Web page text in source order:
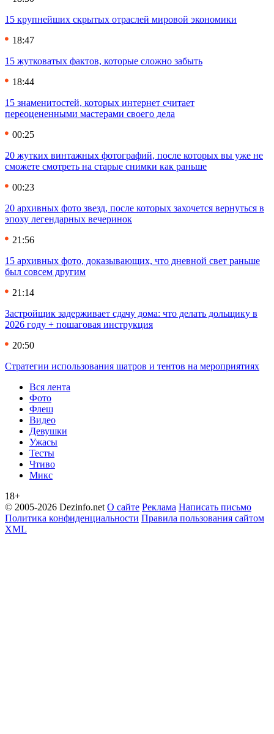
15 крупнейших скрытых отраслей мировой экономики
18:47
15 жутковатых фактов, которые сложно забыть
18:44
15 знаменитостей, которых интернет считает
переоцененными мастерами своего дела
00:25
20 жутких винтажных фотографий, после которых вы уже не
сможете смотреть на старые снимки как раньше
00:23
20 архивных фото звезд, после которых захочется вернуться в
эпоху легендарных вечеринок
21:56
15 архивных фото, доказывающих, что дневной свет раньше
был совсем другим
21:14
Застройщик задерживает сдачу дома: что делать дольщику в
2026 году + пошаговая инструкция
20:50
Стратегии использования шатров и тентов на мероприятиях
Вся лента
Фото
Флеш
Видео
Девушки
Ужасы
Тесты
Чтиво
Микс
18+
© 2005-2026 Dezinfo.net О сайте Реклама Написать письмо
Политика конфиденциальности Правила пользования сайтом
XML